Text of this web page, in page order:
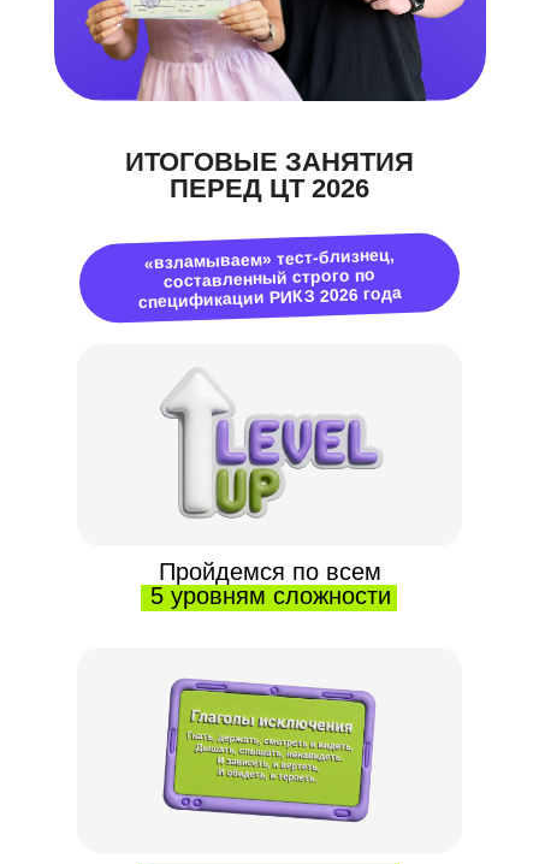
ИТОГОВЫЕ ЗАНЯТИЯ
ПЕРЕД ЦТ 2026
«взламываем» тест-близнец,
составленный строго по
спецификации РИКЗ 2026 года
Пройдемся по всем
5 уровням сложности